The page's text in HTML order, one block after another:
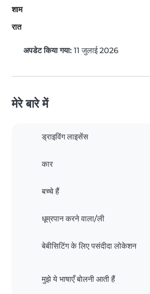
शाम
रात
अपडेट किया गया: 11 जुलाई 2026
मेरे बारे में
ड्राइविंग लाइसेंस
कार
बच्चे हैं
धूम्रपान करने वाला/ली
बेबीसिटिंग के लिए पसंदीदा लोकेशन
मुझे ये भाषाएँ बोलनी आती हैं